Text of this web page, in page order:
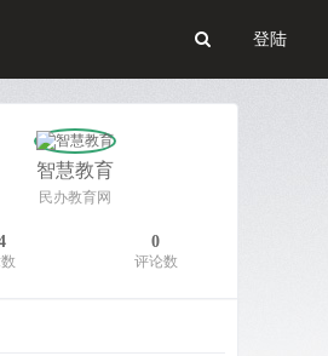
登陆
智慧教育
民办教育网
0
评论数